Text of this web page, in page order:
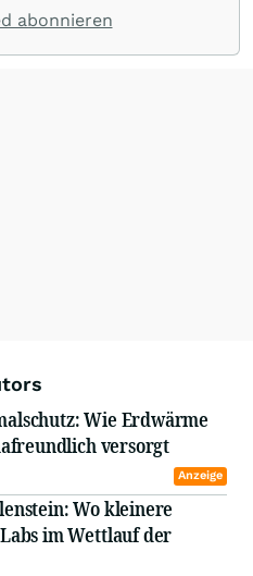
in der Branche und
abonnieren
Wie Erdwärme
versorgt
Anzeige
Wo kleinere
im Wettlauf der